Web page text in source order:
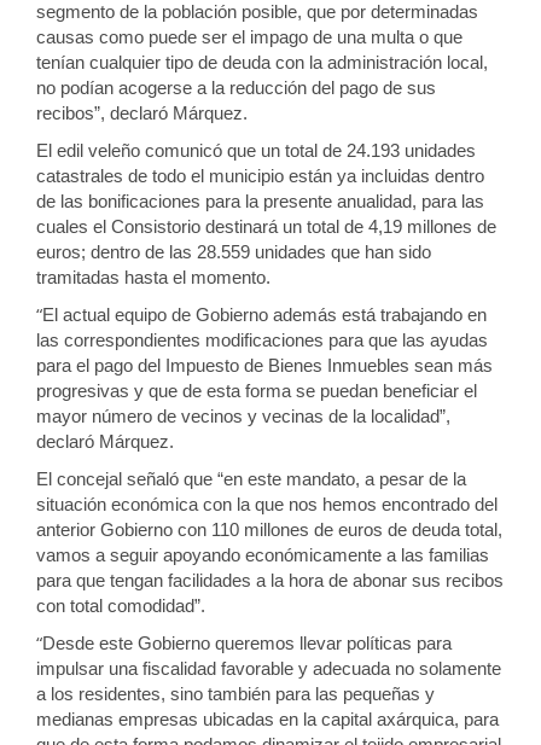
segmento de la población posible, que por determinadas
causas como puede ser el impago de una multa o que
tenían cualquier tipo de deuda con la administración local,
no podían acogerse a la reducción del pago de sus
recibos”, declaró Márquez.
El edil veleño comunicó que un total de 24.193 unidades
catastrales de todo el municipio están ya incluidas dentro
de las bonificaciones para la presente anualidad, para las
cuales el Consistorio destinará un total de 4,19 millones de
euros; dentro de las 28.559 unidades que han sido
tramitadas hasta el momento.
“El actual equipo de Gobierno además está trabajando en
las correspondientes modificaciones para que las ayudas
para el pago del Impuesto de Bienes Inmuebles sean más
progresivas y que de esta forma se puedan beneficiar el
mayor número de vecinos y vecinas de la localidad”,
declaró Márquez.
El concejal señaló que “en este mandato, a pesar de la
situación económica con la que nos hemos encontrado del
anterior Gobierno con 110 millones de euros de deuda total,
vamos a seguir apoyando económicamente a las familias
para que tengan facilidades a la hora de abonar sus recibos
con total comodidad”.
“Desde este Gobierno queremos llevar políticas para
impulsar una fiscalidad favorable y adecuada no solamente
a los residentes, sino también para las pequeñas y
medianas empresas ubicadas en la capital axárquica, para